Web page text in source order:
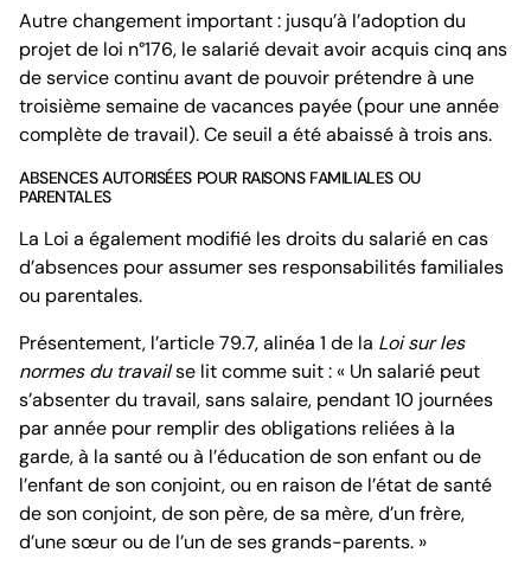
Autre changement important : jusqu’à l’adoption du
projet de loi n°176, le salarié devait avoir acquis cinq ans
de service continu avant de pouvoir prétendre à une
troisième semaine de vacances payée (pour une année
complète de travail). Ce seuil a été abaissé à trois ans.
ABSENCES AUTORISÉES POUR RAISONS FAMILIALES OU
PARENTALES
La Loi a également modifié les droits du salarié en cas
d’absences pour assumer ses responsabilités familiales
ou parentales.
Présentement, l’article 79.7, alinéa 1 de la Loi sur les
normes du travailse lit comme suit : « Un salarié peut
s’absenter du travail, sans salaire, pendant 10 journées
par année pour remplir des obligations reliées à la
garde, à la santé ou à l’éducation de son enfant ou de
l’enfant de son conjoint, ou en raison de l’état de santé
de son conjoint, de son père, de sa mère, d’un frère,
d’une sœur ou de l’un de ses grands-parents. »